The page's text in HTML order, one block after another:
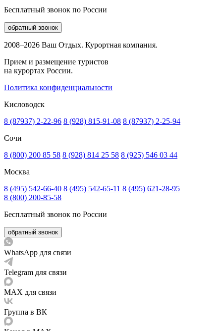
Бесплатный звонок по России
обратный звонок
2008–2026 Ваш Отдых. Курортная компания.
Прием и размещение туристов
на курортах России.
Политика конфиденциальности
Кисловодск
8 (87937) 2-22-96 8 (928) 815-91-08 8 (87937) 2-25-94
Сочи
8 (800) 200 85 58 8 (928) 814 25 58 8 (925) 546 03 44
Москва
8 (495) 542-66-40 8 (495) 542-65-11 8 (495) 621-28-95
8 (800) 200-85-58
Бесплатный звонок по России
обратный звонок
WhatsApp для связи
Telegram для связи
MAX для связи
Группа в ВК